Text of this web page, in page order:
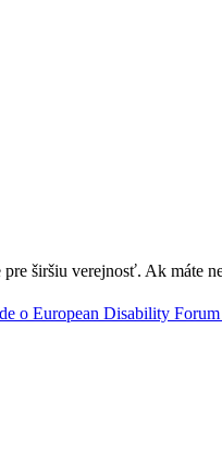
širšiu verejnosť. Ak máte
o European Disability